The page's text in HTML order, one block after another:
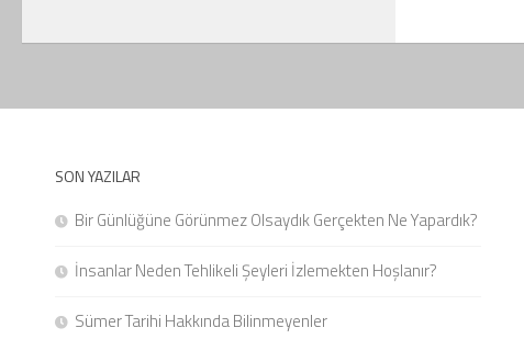
SON YAZILAR
Bir Günlüğüne Görünmez Olsaydık Gerçekten Ne Yapardık?
İnsanlar Neden Tehlikeli Şeyleri İzlemekten Hoşlanır?
Sümer Tarihi Hakkında Bilinmeyenler